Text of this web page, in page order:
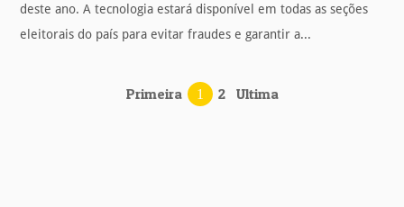
deste ano. A tecnologia estará disponível em todas as seções
eleitorais do país para evitar fraudes e garantir a...
Primeira 1 2 Ultima